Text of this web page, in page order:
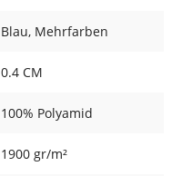
Blau, Mehrfarben
0.4 CM
100% Polyamid
1900 gr/m²